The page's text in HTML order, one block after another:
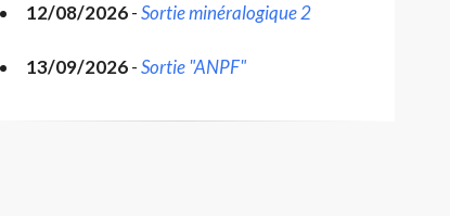
12/08/2026-Sortie minéralogique 2
13/09/2026-Sortie "ANPF"